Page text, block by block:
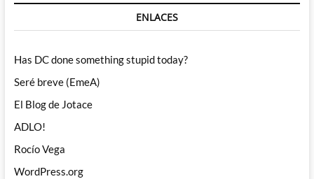
ENLACES
Has DC done something stupid today?
Seré breve (EmeA)
El Blog de Jotace
ADLO!
Rocío Vega
WordPress.org